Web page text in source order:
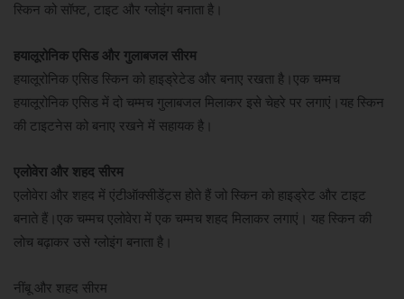
स्किन को सॉफ्ट, टाइट और ग्लोइंग बनाता है।
हयालूरोनिक एसिड और गुलाबजल सीरम
हयालूरोनिक एसिड स्किन को हाइड्रेटेड और बनाए रखता है।एक चम्मच
हयालूरोनिक एसिड में दो चम्मच गुलाबजल मिलाकर इसे चेहरे पर लगाएं।यह स्किन
की टाइटनेस को बनाए रखने में सहायक है।
एलोवेरा और शहद सीरम
एलोवेरा और शहद में एंटीऑक्सीडेंट्स होते हैं जो स्किन को हाइड्रेट और टाइट
बनाते हैं।एक चम्मच एलोवेरा में एक चम्मच शहद मिलाकर लगाएं। यह स्किन की
लोच बढ़ाकर उसे ग्लोइंग बनाता है।
नींबू और शहद सीरम